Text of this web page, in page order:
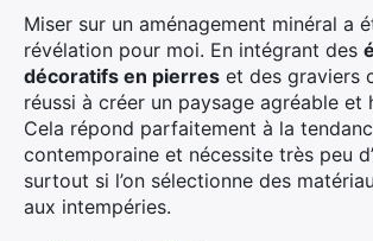
Miser sur un aménagement minéral a
révélation pour moi. En intégrant des
décoratifs en pierres et des graviers
réussi à créer un paysage agréable et
Cela répond parfaitement à la
contemporaine et nécessite très peu
surtout si l’on sélectionne des
aux intempéries.